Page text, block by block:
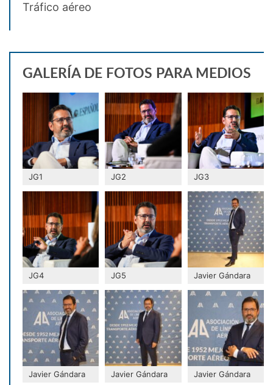
Tráfico aéreo
GALERÍA DE FOTOS PARA MEDIOS
JG1 JG2 JG3
JG4 JG5 Javier Gándara
Javier Gándara Javier Gándara Javier Gándara